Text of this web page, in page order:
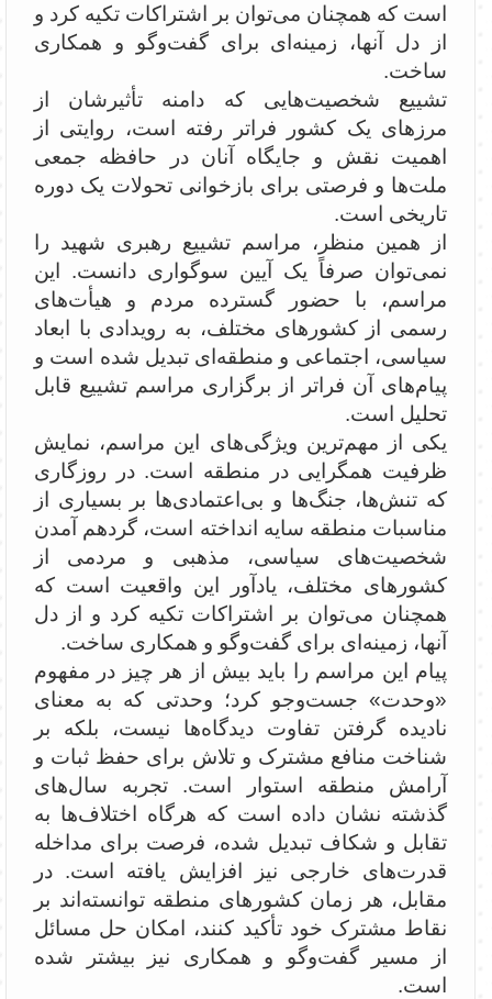
است که همچنان می‌توان بر اشتراکات تکیه کرد و
از دل آنها، زمینه‌ای برای گفت‌وگو و همکاری
ساخت.
تشییع شخصیت‌هایی که دامنه تأثیرشان از
مرزهای یک کشور فراتر رفته است، روایتی از
اهمیت نقش و جایگاه آنان در حافظه جمعی
ملت‌ها و فرصتی برای بازخوانی تحولات یک دوره
تاریخی است.
از همین منظر، مراسم تشییع رهبری شهید را
نمی‌توان صرفاً یک آیین سوگواری دانست. این
مراسم، با حضور گسترده مردم و هیأت‌های
رسمی از کشورهای مختلف، به رویدادی با ابعاد
سیاسی، اجتماعی و منطقه‌ای تبدیل شده است و
پیام‌های آن فراتر از برگزاری مراسم تشییع قابل
تحلیل است.
یکی از مهم‌ترین ویژگی‌های این مراسم، نمایش
ظرفیت همگرایی در منطقه است. در روزگاری
که تنش‌ها، جنگ‌ها و بی‌اعتمادی‌ها بر بسیاری از
مناسبات منطقه سایه انداخته است، گردهم آمدن
شخصیت‌های سیاسی، مذهبی و مردمی از
کشورهای مختلف، یادآور این واقعیت است که
همچنان می‌توان بر اشتراکات تکیه کرد و از دل
آنها، زمینه‌ای برای گفت‌وگو و همکاری ساخت.
پیام این مراسم را باید بیش از هر چیز در مفهوم
«وحدت» جست‌وجو کرد؛ وحدتی که به معنای
نادیده گرفتن تفاوت دیدگاه‌ها نیست، بلکه بر
شناخت منافع مشترک و تلاش برای حفظ ثبات و
آرامش منطقه استوار است. تجربه سال‌های
گذشته نشان داده است که هرگاه اختلاف‌ها به
تقابل و شکاف تبدیل شده، فرصت برای مداخله
قدرت‌های خارجی نیز افزایش یافته است. در
مقابل، هر زمان کشورهای منطقه توانسته‌اند بر
نقاط مشترک خود تأکید کنند، امکان حل مسائل
از مسیر گفت‌وگو و همکاری نیز بیشتر شده
است.